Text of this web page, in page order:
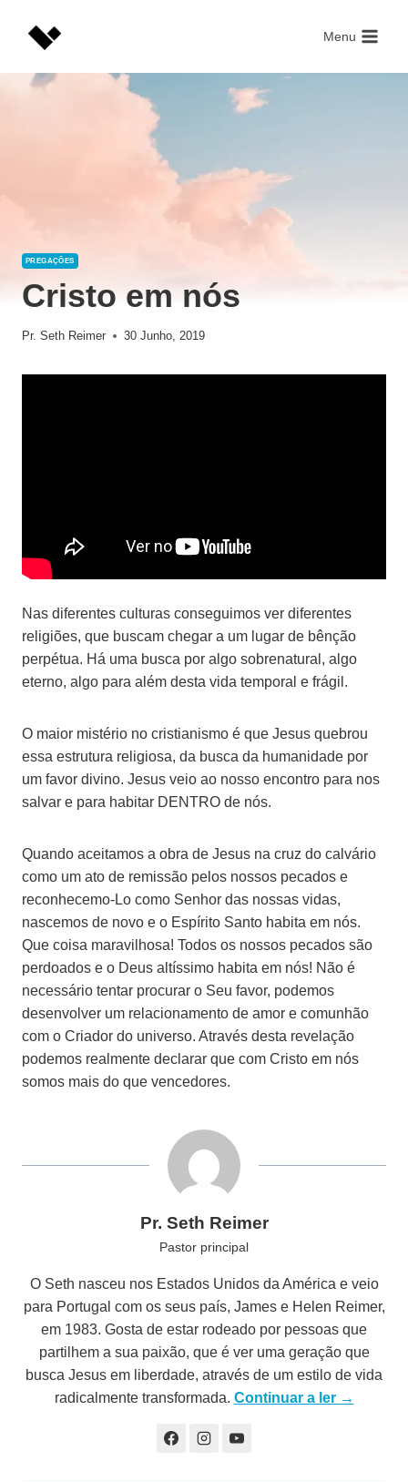
Menu
PREGAÇÕES
Cristo em nós
Pr. Seth Reimer 30 Junho, 2019
Nas diferentes culturas conseguimos ver diferentes
religiões, que buscam chegar a um lugar de bênção
perpétua. Há uma busca por algo sobrenatural, algo
eterno, algo para além desta vida temporal e frágil.
O maior mistério no cristianismo é que Jesus quebrou
essa estrutura religiosa, da busca da humanidade por
um favor divino. Jesus veio ao nosso encontro para nos
salvar e para habitar DENTRO de nós.
Quando aceitamos a obra de Jesus na cruz do calvário
como um ato de remissão pelos nossos pecados e
reconhecemo-Lo como Senhor das nossas vidas,
nascemos de novo e o Espírito Santo habita em nós.
Que coisa maravilhosa! Todos os nossos pecados são
perdoados e o Deus altíssimo habita em nós! Não é
necessário tentar procurar o Seu favor, podemos
desenvolver um relacionamento de amor e comunhão
com o Criador do universo. Através desta revelação
podemos realmente declarar que com Cristo em nós
somos mais do que vencedores.
Pr. Seth Reimer
Pastor principal
O Seth nasceu nos Estados Unidos da América e veio
para Portugal com os seus país, James e Helen Reimer,
em 1983. Gosta de estar rodeado por pessoas que
partilhem a sua paixão, que é ver uma geração que
busca Jesus em liberdade, através de um estilo de vida
radicalmente transformada. Continuar a ler →